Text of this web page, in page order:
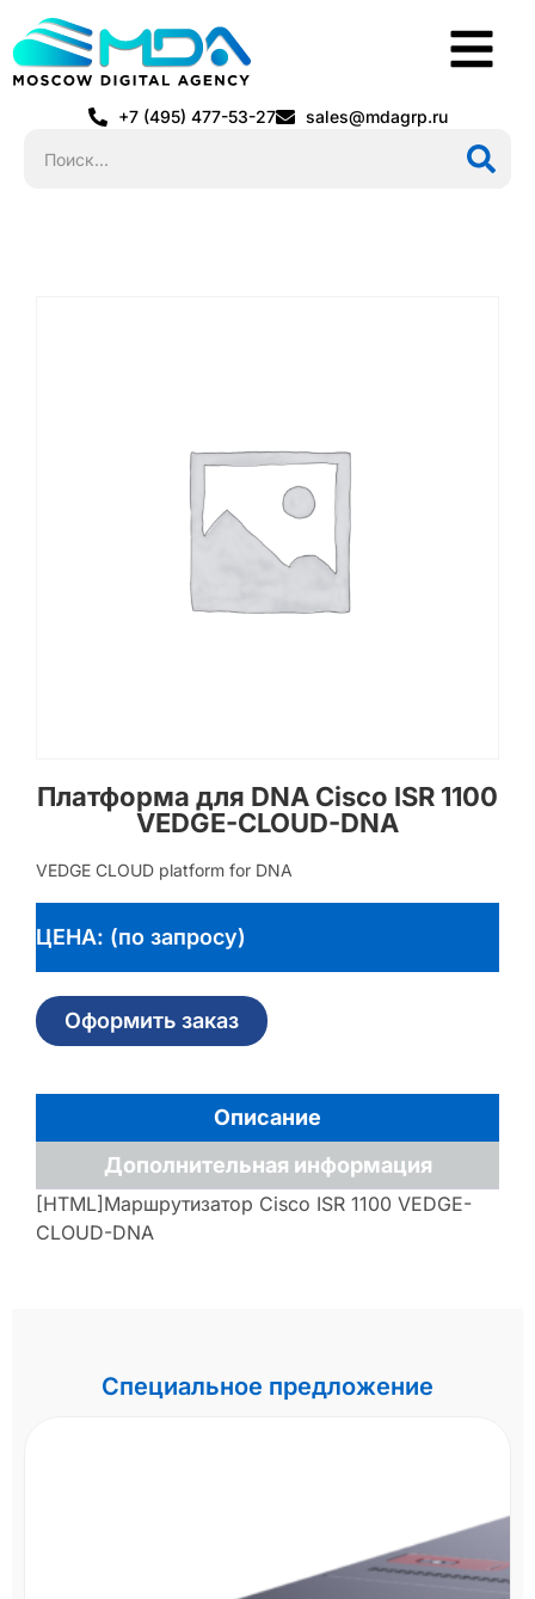
+7 (495) 477-53-27 sales@mdagrp.ru
Платформа для DNA Cisco ISR 1100
VEDGE-CLOUD-DNA
VEDGE CLOUD platform for DNA
ЦЕНА: (по запросу)
Оформить заказ
Описание
Дополнительная информация
[HTML]Маршрутизатор Cisco ISR 1100 VEDGE-
CLOUD-DNA
Специальное предложение